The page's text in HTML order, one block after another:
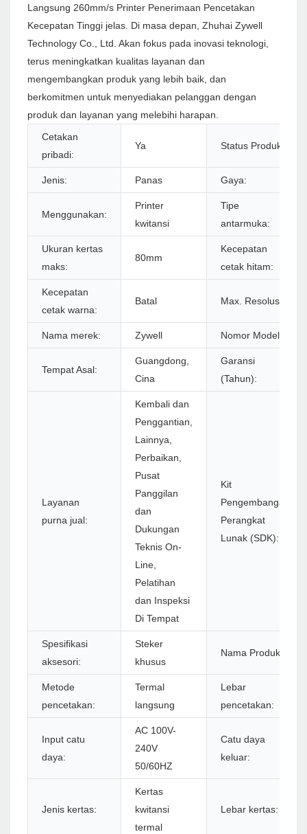
Langsung 260mm/s Printer Penerimaan Pencetakan
Kecepatan Tinggi jelas. Di masa depan, Zhuhai Zywell
Technology Co., Ltd. Akan fokus pada inovasi teknologi,
terus meningkatkan kualitas layanan dan
mengembangkan produk yang lebih baik, dan
berkomitmen untuk menyediakan pelanggan dengan
produk dan layanan yang melebihi harapan.
Cetakan
pribadi:
Ya Status Produk:
Jenis: Panas Gaya:
Menggunakan:
Printer
kwitansi
Tipe
antarmuka:
Ukuran kertas
maks:
80mm
Kecepatan
cetak hitam:
Kecepatan
cetak warna:
Batal Max. Resolusi:
Nama merek: Zywell Nomor Model:
Tempat Asal:
Guangdong,
Cina
Garansi
(Tahun):
Layanan
purna jual:
Kembali dan
Penggantian,
Lainnya,
Perbaikan,
Pusat
Panggilan
dan
Dukungan
Teknis On-
Line,
Pelatihan
dan Inspeksi
Di Tempat
Kit
Pengembangan
Perangkat
Lunak (SDK):
Spesifikasi
aksesori:
Steker
khusus
Nama Produk:
Metode
pencetakan:
Termal
langsung
Lebar
pencetakan:
Input catu
daya:
AC 100V-
240V
50/60HZ
Catu daya
keluar:
Jenis kertas:
Kertas
kwitansi
termal
Lebar kertas: